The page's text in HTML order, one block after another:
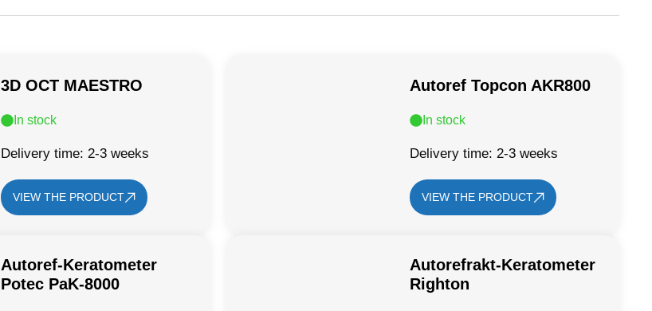
3D OCT MAESTRO
In stock
Delivery time: 2-3 weeks
VIEW THE PRODUCT
Autoref Topcon AKR800
In stock
Delivery time: 2-3 weeks
VIEW THE PRODUCT
Autoref-Keratometer
Potec PaK-8000
Autorefrakt-Keratometer
Righton